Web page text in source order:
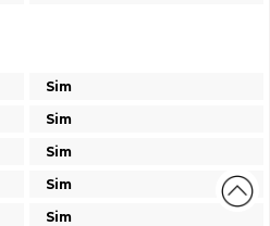
Sim
Sim
Sim
Sim
Sim